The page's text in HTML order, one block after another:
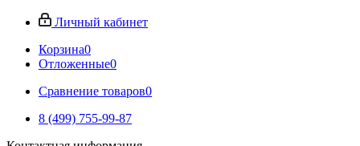
Личный кабинет
Корзина0
Отложенные0
Сравнение товаров0
8 (499) 755-99-87